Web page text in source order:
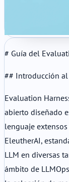
# Guía del
## Introducción
Evaluation
abierto diseñado
lenguaje
EleutherAI,
LLM en diversas
ámbito de